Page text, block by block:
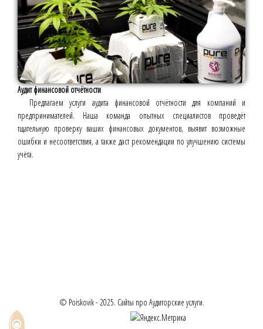
Аудит финансовой отчётности
Предлагаем услуги аудита финансовой отчётности для компаний и
предпринимателей. Наша команда опытных специалистов проведёт
тщательную проверку ваших финансовых документов, выявит возможные
ошибки и несоответствия, а также даст рекомендации по улучшению системы
учёта.
© Poiskovik - 2025. Сайты про Аудиторские услуги.